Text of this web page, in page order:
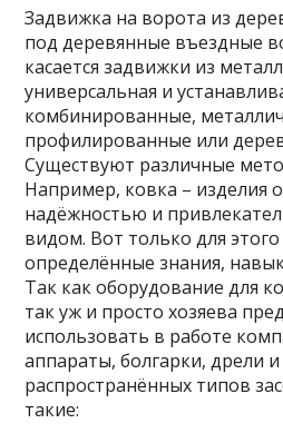
Задвижка на ворота из
под деревянные въездные
касается задвижки из
универсальная и
комбинированные,
профилированные или
Существуют различные
Например, ковка – изделия
надёжностью и
видом. Вот только для
определённые знания,
Так как оборудование для
так уж и просто хозяева
использовать в работе
аппараты, болгарки, дрели
распространённых типов
такие: